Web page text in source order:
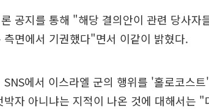
공지를 통해 "해당 결의안이 관련 당사자
면에서 기권했다"면서 이같이 밝혔다.
에서 이스라엘 군의 행위를 '홀로코스
자 아니냐는 지적이 나온 것에 대해서는